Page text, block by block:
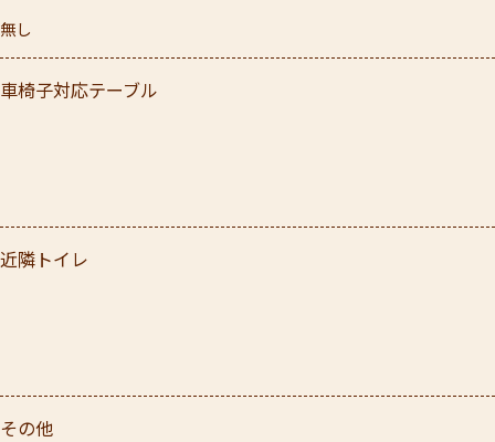
無し
車椅子対応テーブル
近隣トイレ
その他